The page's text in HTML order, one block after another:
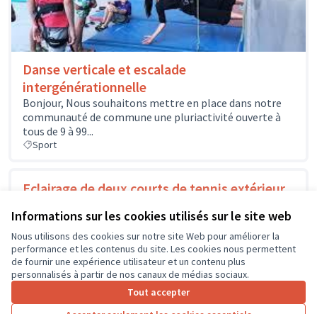
Informations sur les cookies utilisés sur le site web
Nous utilisons des cookies sur notre site Web pour améliorer la
performance et les contenus du site. Les cookies nous permettent
de fournir une expérience utilisateur et un contenu plus
personnalisés à partir de nos canaux de médias sociaux.
Tout accepter
Danse verticale et escalade
intergénérationnelle
Bonjour, Nous souhaitons mettre en place dans notre
communauté de commune une pluriactivité ouverte à
tous de 9 à 99...
Sport
Eclairage de deux courts de tennis extérieur
de tennis deBléré Val de Cher s'est progressivement...
Sport Bléré
1 2 3 4